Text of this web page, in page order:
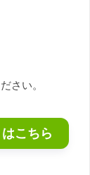
さい。
こちら